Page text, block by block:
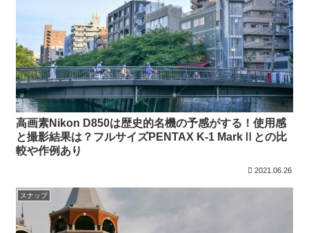
高画素Nikon D850は歴史的名機の予感がする！使用感
と撮影結果は？フルサイズPENTAX K-1 MarkⅡとの比
較や作例あり
2021.06.26
スナップ